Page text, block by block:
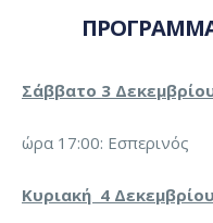
ΠΡΟΓΡΑΜΜΑ
Σάββατο 3
ώρα 17:00: Εσπερινός
Κυριακή 4